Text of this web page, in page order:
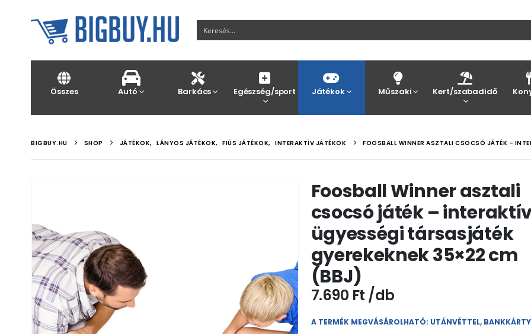
Összes Autó Barkács Egészség/sport Játékok Műszaki Kert/szabadidő
BIGBUY.HU SHOP JÁTÉKOK, LÁNYOS JÁTÉKOK, FIÚS JÁTÉKOK, INTERAKTÍV JÁTÉKOK FOOSBALL WINNER ASZTALI CSOCSÓ JÁTÉK –
Foosball Winner asztali
csocsó játék –
ügyességi társasjáték
gyerekeknek 35×22 cm
(BBJ)
7.690 Ft
A TERMÉK MEGVÁSÁROLHATÓ: UTÁNVÉTTEL,